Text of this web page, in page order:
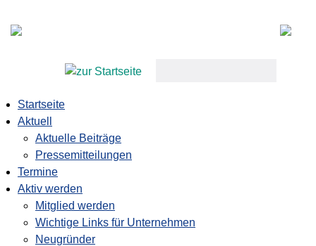
Startseite
Aktuell
Aktuelle Beiträge
Pressemitteilungen
Termine
Aktiv werden
Mitglied werden
Wichtige Links für Unternehmen
Neugründer